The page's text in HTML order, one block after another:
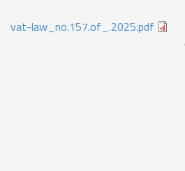
vat-law_no.157.of_.2025.pdf